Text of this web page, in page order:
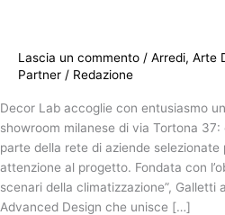
Lascia un commento / Arredi, Arte
Partner / Redazione
Decor Lab accoglie con entusiasmo
showroom milanese di via Tortona
parte della rete di aziende
attenzione al progetto. Fondata con
scenari della climatizzazione”, Galletti
Advanced Design che unisce […]